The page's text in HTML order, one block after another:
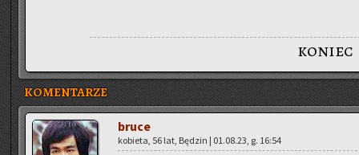
koniec
KOMENTARZE
bruce
ko­bie­ta, 56 lat, Bę­dzin | 01.08.23, g. 16:54